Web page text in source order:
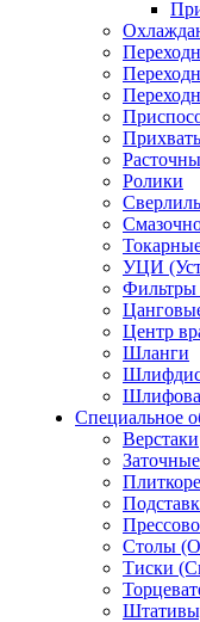
Ролики
УЦИ
Фильтры
Центр
Шланги
Специальное
Верстаки
Столы
Тиски